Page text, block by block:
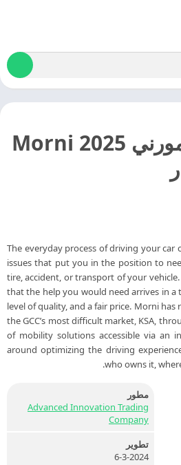
تحميل تطبيق مورني 2025 Morni
The everyday process of driving your car
issues that put you in the position to
tire, accident, or transport of your
that the help you would need arrives in a
level of quality, and a fair price. Morni
the GCC’s most difficult market, KSA,
of mobility solutions accessible via an
around optimizing the driving
who owns it,
مطور
Advanced Innovation Trading
Company
تطوير
6-3-2024